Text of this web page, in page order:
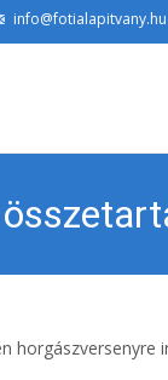
info@fotialapitvany.hu